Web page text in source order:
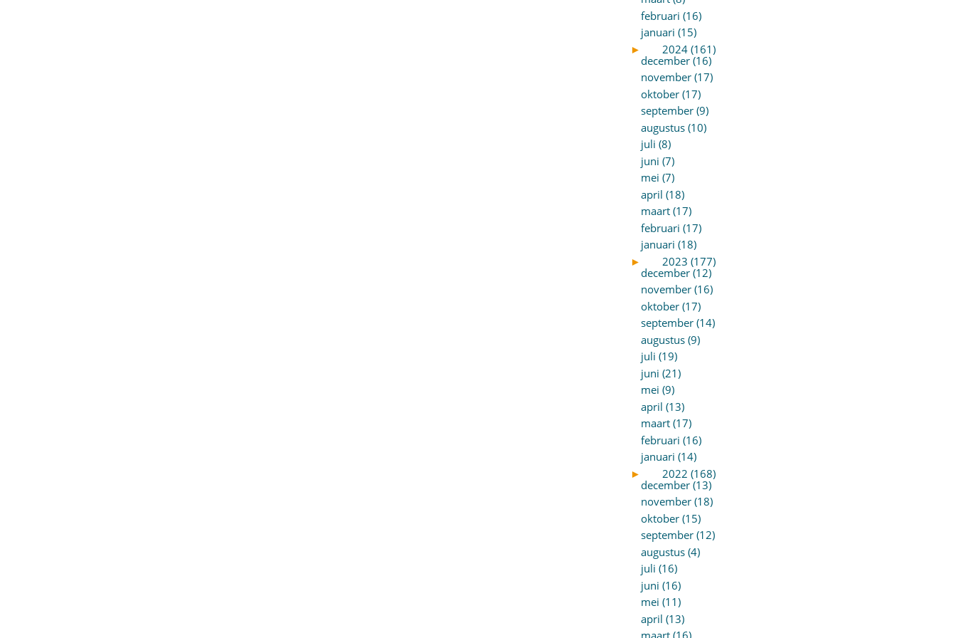
februari (16)
januari (15)
►
2024 (161)
december (16)
november (17)
oktober (17)
september (9)
augustus (10)
juli (8)
juni (7)
mei (7)
april (18)
maart (17)
februari (17)
januari (18)
►
2023 (177)
december (12)
november (16)
oktober (17)
september (14)
augustus (9)
juli (19)
juni (21)
mei (9)
april (13)
maart (17)
februari (16)
januari (14)
►
2022 (168)
december (13)
november (18)
oktober (15)
september (12)
augustus (4)
juli (16)
juni (16)
mei (11)
april (13)
maart (16)